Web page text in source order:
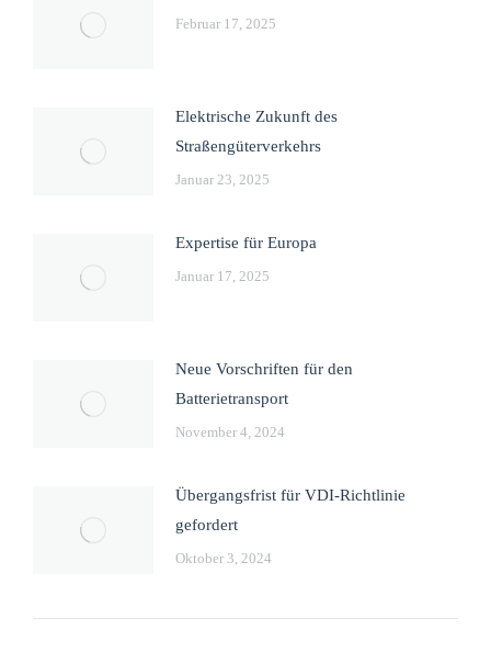
Februar 17, 2025
Elektrische Zukunft des
Straßengüterverkehrs
Januar 23, 2025
Expertise für Europa
Januar 17, 2025
Neue Vorschriften für den
Batterietransport
November 4, 2024
Übergangsfrist für VDI-Richtlinie
gefordert
Oktober 3, 2024